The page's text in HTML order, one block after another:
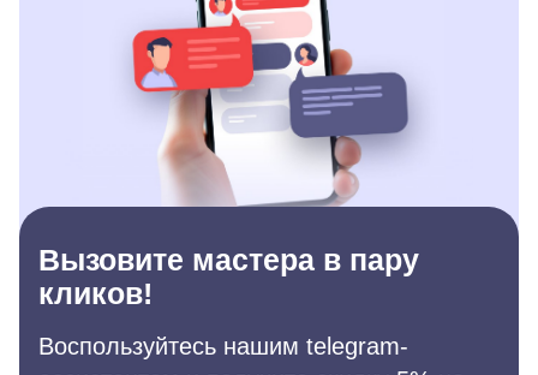
Вызовите мастера в пару
кликов!
Воспользуйтесь нашим telegram-